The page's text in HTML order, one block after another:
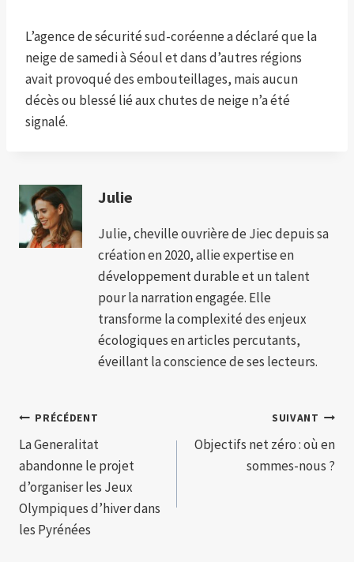
L’agence de sécurité sud-coréenne a déclaré que la
neige de samedi à Séoul et dans d’autres régions
avait provoqué des embouteillages, mais aucun
décès ou blessé lié aux chutes de neige n’a été
signalé.
Julie
Julie, cheville ouvrière de Jiec depuis sa
création en 2020, allie expertise en
développement durable et un talent
pour la narration engagée. Elle
transforme la complexité des enjeux
écologiques en articles percutants,
éveillant la conscience de ses lecteurs.
Navigation
de
l’article
PRÉCÉDENT
La Generalitat
abandonne le projet
d’organiser les Jeux
Olympiques d’hiver dans
les Pyrénées
SUIVANT
Objectifs net zéro : où en
sommes-nous ?